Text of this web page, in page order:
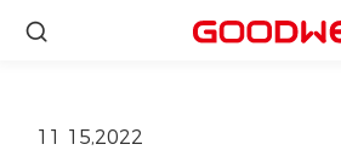
11 15,2022